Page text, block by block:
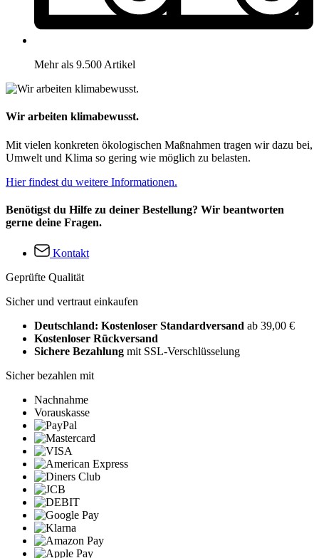
Mehr als 9.500 Artikel
Wir arbeiten klimabewusst.
Mit vielen konkreten ökologischen Maßnahmen tragen wir dazu bei,
Umwelt und Klima so gering wie möglich zu belasten.
Hier findest du weitere Informationen.
Benötigst du Hilfe zu deiner Bestellung? Wir beantworten
gerne deine Fragen.
Kontakt
Geprüfte Qualität
Sicher und vertraut einkaufen
Deutschland: Kostenloser Standardversand ab 39,00 €
Kostenloser Rückversand
Sichere Bezahlung mit SSL-Verschlüsselung
Sicher bezahlen mit
Nachnahme
Vorauskasse